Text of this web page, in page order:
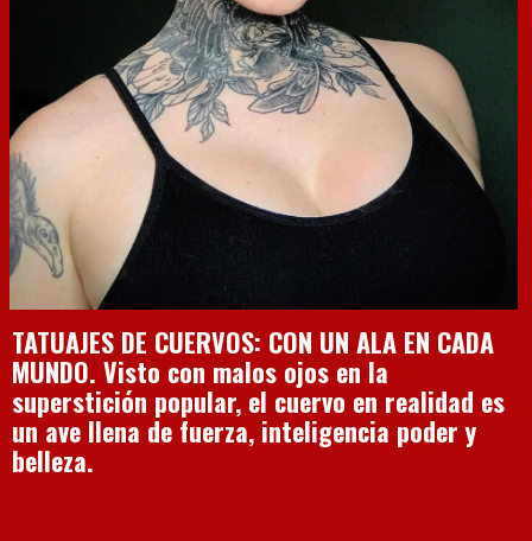
TATUAJES DE CUERVOS: CON UN ALA EN CADA
MUNDO. Visto con malos ojos en la
superstición popular, el cuervo en realidad es
un ave llena de fuerza, inteligencia poder y
belleza.